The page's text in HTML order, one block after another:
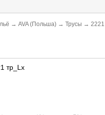
→ AVA (Польша) → Трусы → 2221
тр_Lx